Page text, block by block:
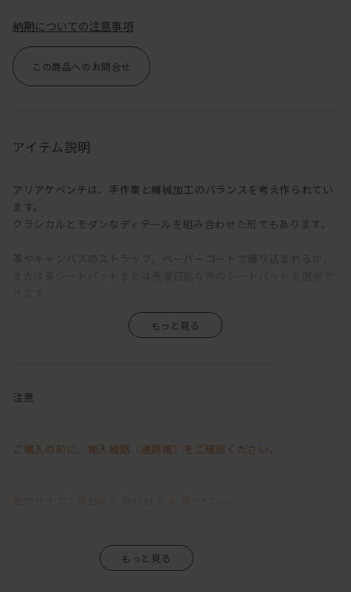
納期についての注意事項
この商品へのお問合せ
アイテム説明
アリアケベンチは、手作業と機械加工のバランスを考え作られてい
ます。
クラシカルとモダンなディテールを組み合わせた形でもあります。
この多用途でかつ、多様な見え方となるこのベンチは
単体で壁の前に置いてあげて、ちょっとした腰掛としても◎
その中でも木目を感じられるので柔らかさもあります。
注意
ご購入の前に、搬入経路（通路幅）をご確認ください。